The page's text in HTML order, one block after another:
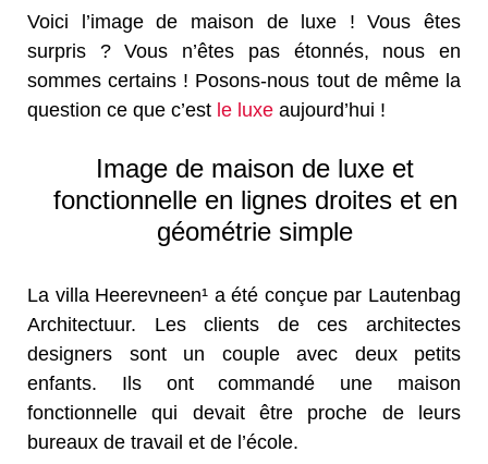
Voici l’image de maison de luxe ! Vous êtes
surpris ? Vous n’êtes pas étonnés, nous en
sommes certains ! Posons-nous tout de même la
question ce que c’est le luxe aujourd’hui !
Image de maison de luxe et
fonctionnelle en lignes droites et en
géométrie simple
La villa Heerevneen¹ a été conçue par Lautenbag
Architectuur. Les clients de ces architectes
designers sont un couple avec deux petits
enfants. Ils ont commandé une maison
fonctionnelle qui devait être proche de leurs
bureaux de travail et de l’école.